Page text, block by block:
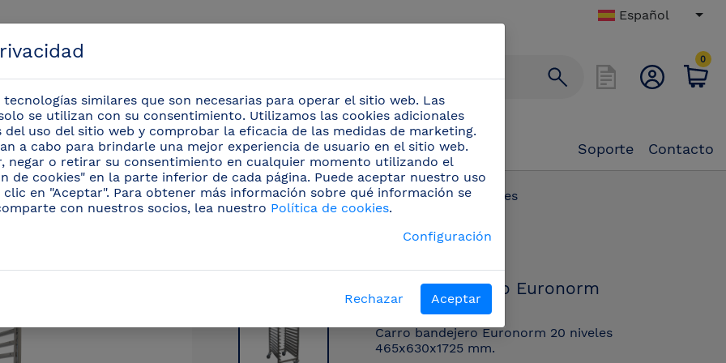
Español
0
Eventos Soporte Contacto
inox profesional / Carros (23) / Carro bandejero Euronorm 20 niveles
Carro bandejero Euronorm
20 niveles
Carro bandejero Euronorm 20 niveles
465x630x1725 mm.
similares que son necesarias para operar el sitio web. Las
se utilizan con su consentimiento. Utilizamos las cookies adicionales
del uso del sitio web y comprobar la eficacia de las medidas de marketing.
a cabo para brindarle una mejor experiencia de usuario en el sitio web.
negar o retirar su consentimiento en cualquier momento utilizando el
de cookies" en la parte inferior de cada página. Puede aceptar nuestro uso
en "Aceptar". Para obtener más información sobre qué información se
con nuestros socios, lea nuestro Política de cookies.
Configuración
Rechazar Aceptar